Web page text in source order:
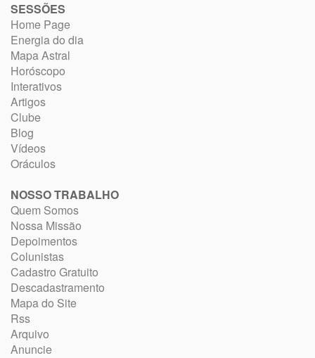
SESSÕES
Home Page
Energia do dia
Mapa Astral
Horóscopo
Interativos
Artigos
Clube
Blog
Vídeos
Oráculos
NOSSO TRABALHO
Quem Somos
Nossa Missão
Depoimentos
Colunistas
Cadastro Gratuito
Descadastramento
Mapa do Site
Rss
Arquivo
Anuncie